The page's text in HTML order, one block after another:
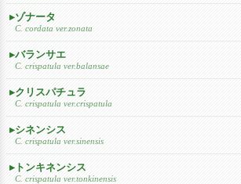
ゾナータ
C. cordata ver.zonata
バランサエ
C. crispatula ver.balansae
クリスパチュラ
C. crispatula ver.crispatula
シネンシス
C. crispatula ver.sinensis
トンキネンシス
C. crispatula ver.tonkinensis